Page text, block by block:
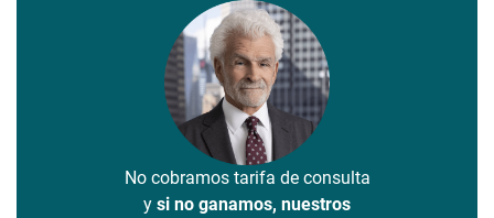
No cobramos tarifa de consulta
y si no ganamos, nuestros